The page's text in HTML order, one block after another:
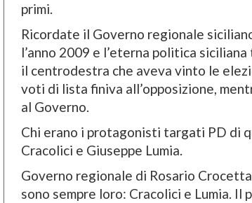
primi.
Ricordate il Governo regionale
l’anno 2009 e l’eterna politica
il centrodestra che aveva vinto le
voti di lista finiva all’opposizione,
al Governo.
Chi erano i protagonisti targati PD di
Cracolici e Giuseppe Lumia.
Governo regionale di Rosario
sono sempre loro: Cracolici e Lumia. Il